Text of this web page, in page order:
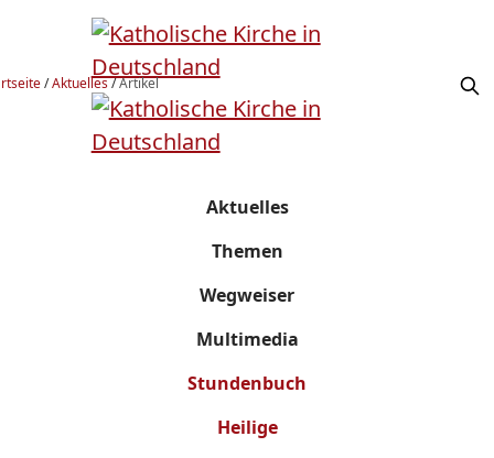
/Aktuelles/Artikel
Aktuelles
Themen
Wegweiser
Multimedia
Stundenbuch
Heilige